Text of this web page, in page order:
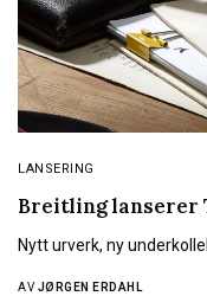
LANSERING
Breitling lanserer
Nytt urverk, ny
AV JØRGEN ERDAHL